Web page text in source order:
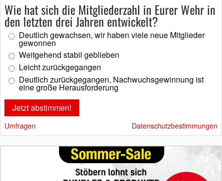
Wie hat sich die Mitgliederzahl in Eurer Wehr in
den letzten drei Jahren entwickelt?
Deutlich gewachsen, wir haben viele neue Mitglieder
gewonnen
Weitgehend stabil geblieben
Leicht zurückgegangen
Deutlich zurückgegangen, Nachwuchsgewinnung ist
eine große Herausforderung
Umfragen Datenschutzbestimmungen